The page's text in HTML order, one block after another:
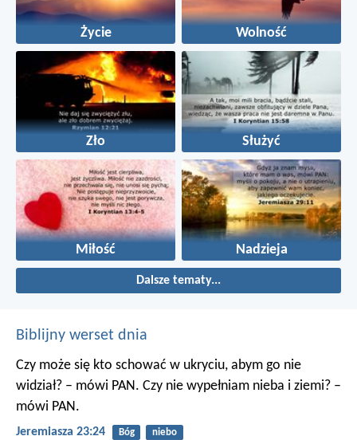
Życie Wolność
Zło Służyć
Miłość Nadzieja
Dalsze tematy...
Biblijny werset dnia
Czy może się kto schować w ukryciu, abym go nie
widział? – mówi PAN. Czy nie wypełniam nieba i ziemi? –
mówi PAN.
Jeremiasza 23:24 Bóg niebo